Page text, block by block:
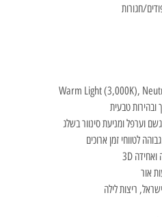
חגורות
Warm Light (3,000K),
ריצות לילה